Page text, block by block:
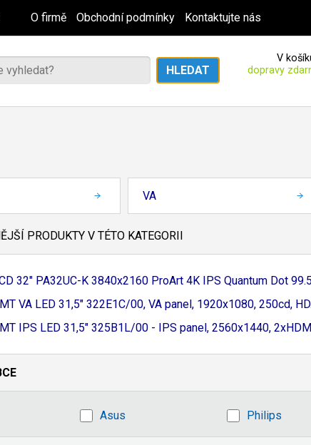
O firmě Obchodní podmínky Kontaktujte nás
V
dopravy
VA
PRODUKTY V TÉTO KATEGORII
32" PA32UC-K 3840x2160 ProArt 4K IPS Quantum Dot 99.
VA LED 31,5" 322E1C/00, VA panel, 1920x1080, 250cd,
IPS LED 31,5" 325B1L/00 - IPS panel, 2560x1440,
Asus Philips